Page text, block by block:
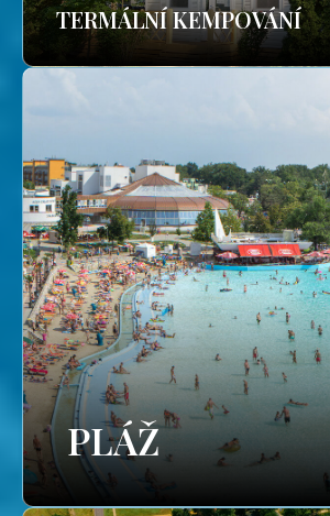
TERMÁLNÍ KEMPOVÁNÍ
PLÁŽ